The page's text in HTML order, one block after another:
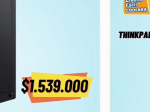
uso empresarial continuo
para: análisis
usuarios o
en el mercado nuevo
lo que lo convierte en una
🛡️ Garantía incluida 🎁
Ideal para:
exigentes Software
para
beneficio 📌 Este tipo de equipos está optimizado para oficina,
sistemas
$1.499.000 (valor sin
$2M+ COP,
Envíos
incluida
Ideal
(POS)